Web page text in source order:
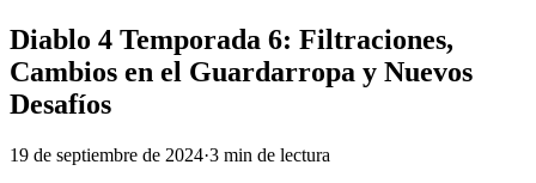
Diablo 4 Temporada 6: Filtraciones,
Cambios en el Guardarropa y Nuevos
Desafíos
19 de septiembre de 2024·3 min de lectura